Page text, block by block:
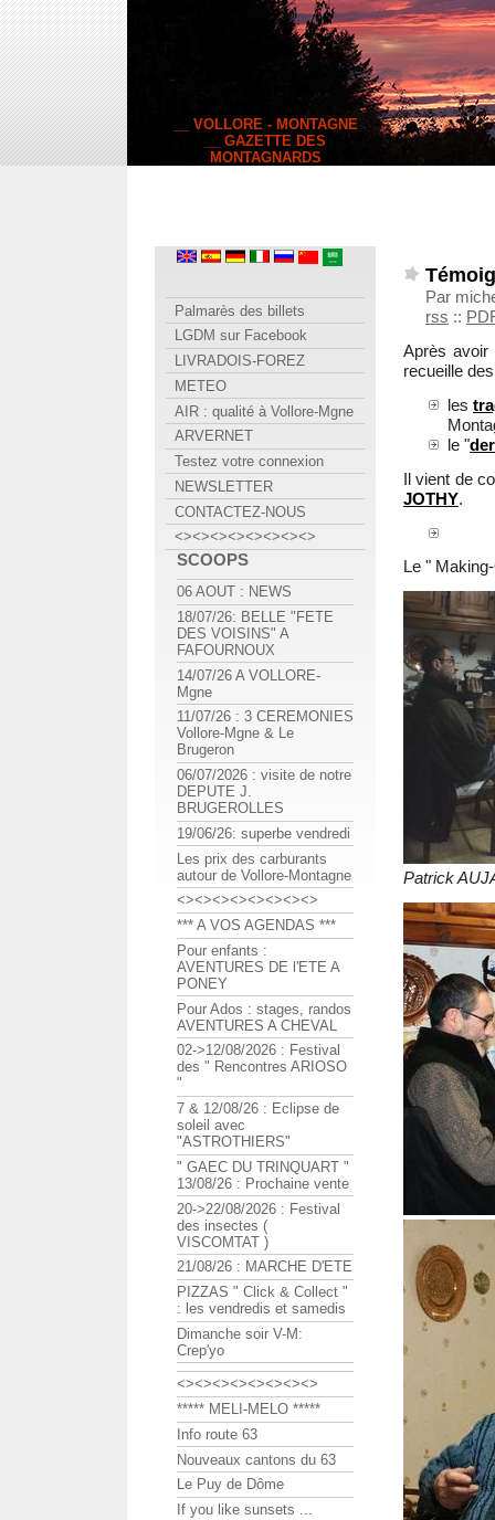
__ VOLLORE - MONTAGNE
__ GAZETTE DES
MONTAGNARDS
Par
rss ::
Après avoir
recueille
les
le "
Il vient de
JOTHY.
Le "
Patrick
Palmarès des billets
LGDM sur Facebook
LIVRADOIS-FOREZ
METEO
AIR : qualité à Vollore-Mgne
ARVERNET
Testez votre connexion
NEWSLETTER
CONTACTEZ-NOUS
<><><><><><><><>
SCOOPS
06 AOUT : NEWS
18/07/26: BELLE "FETE
DES VOISINS" A
FAFOURNOUX
14/07/26 A VOLLORE-
Mgne
11/07/26 : 3 CEREMONIES
Vollore-Mgne & Le
Brugeron
06/07/2026 : visite de notre
DEPUTE J.
BRUGEROLLES
19/06/26: superbe vendredi
Les prix des carburants
autour de Vollore-Montagne
<><><><><><><><>
*** A VOS AGENDAS ***
Pour enfants :
AVENTURES DE l'ETE A
PONEY
Pour Ados : stages, randos
AVENTURES A CHEVAL
02->12/08/2026 : Festival
des " Rencontres ARIOSO
"
7 & 12/08/26 : Eclipse de
soleil avec
"ASTROTHIERS"
" GAEC DU TRINQUART "
13/08/26 : Prochaine vente
20->22/08/2026 : Festival
des insectes (
VISCOMTAT )
21/08/26 : MARCHE D'ETE
PIZZAS " Click & Collect "
: les vendredis et samedis
Dimanche soir V-M:
Crep'yo
<><><><><><><><>
***** MELI-MELO *****
Info route 63
Nouveaux cantons du 63
Le Puy de Dôme
If you like sunsets ...